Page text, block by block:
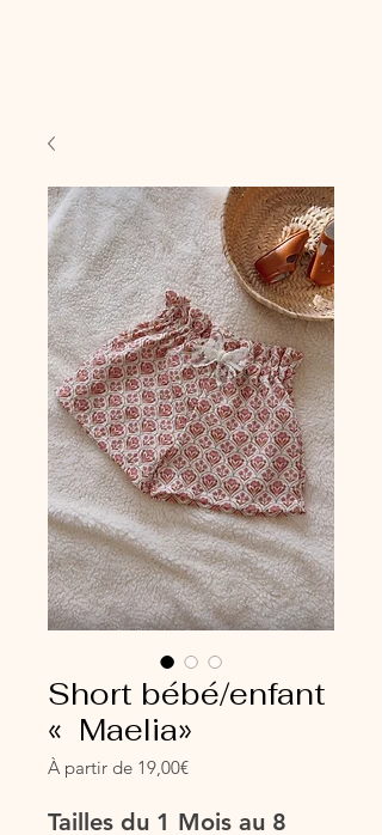
Short bébé/enfant
« Maelia»
À partir de 19,00€Prix
Tailles du 1 Mois au 8